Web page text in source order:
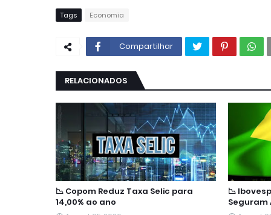
Tags Economia
Compartilhar
RELACIONADOS
📉 Copom Reduz Taxa Selic para
14,00% ao ano
📉
Seguram